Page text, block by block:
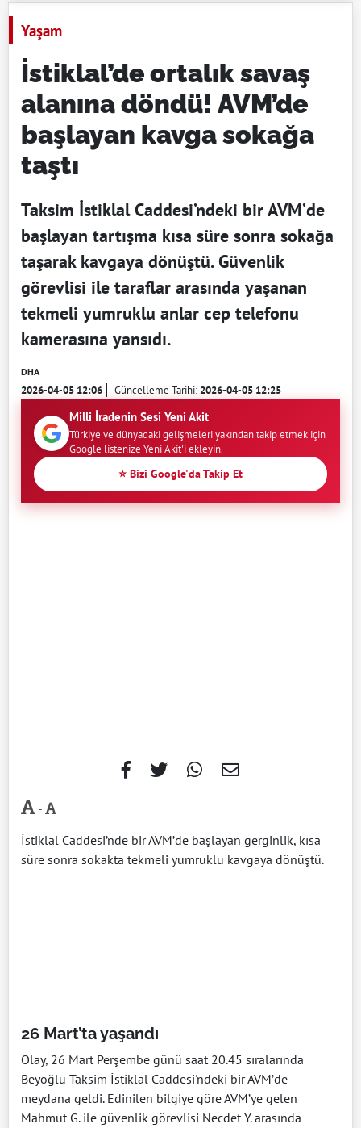
Yaşam
İstiklal’de ortalık savaş
alanına döndü! AVM’de
başlayan kavga sokağa
taştı
Taksim İstiklal Caddesi’ndeki bir AVM’de
başlayan tartışma kısa süre sonra sokağa
taşarak kavgaya dönüştü. Güvenlik
görevlisi ile taraflar arasında yaşanan
tekmeli yumruklu anlar cep telefonu
kamerasına yansıdı.
DHA
2026-04-05 12:06 Güncelleme Tarihi:2026-04-05 12:25
Milli İradenin Sesi Yeni Akit
Türkiye ve dünyadaki gelişmeleri yakından takip etmek için
Google listenize Yeni Akit'i ekleyin.
⭐ Bizi Google'da Takip Et
-
İstiklal Caddesi’nde bir AVM’de başlayan gerginlik, kısa
süre sonra sokakta tekmeli yumruklu kavgaya dönüştü.
26 Mart’ta yaşandı
Olay, 26 Mart Perşembe günü saat 20.45 sıralarında
Beyoğlu Taksim İstiklal Caddesi'ndeki bir AVM’de
meydana geldi. Edinilen bilgiye göre AVM’ye gelen
Mahmut G. ile güvenlik görevlisi Necdet Y. arasında